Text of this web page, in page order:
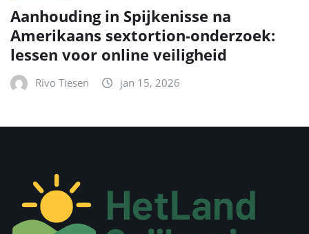
Aanhouding in Spijkenisse na
Amerikaans sextortion-onderzoek:
lessen voor online veiligheid
Rivo Tiesen jan 15, 2026